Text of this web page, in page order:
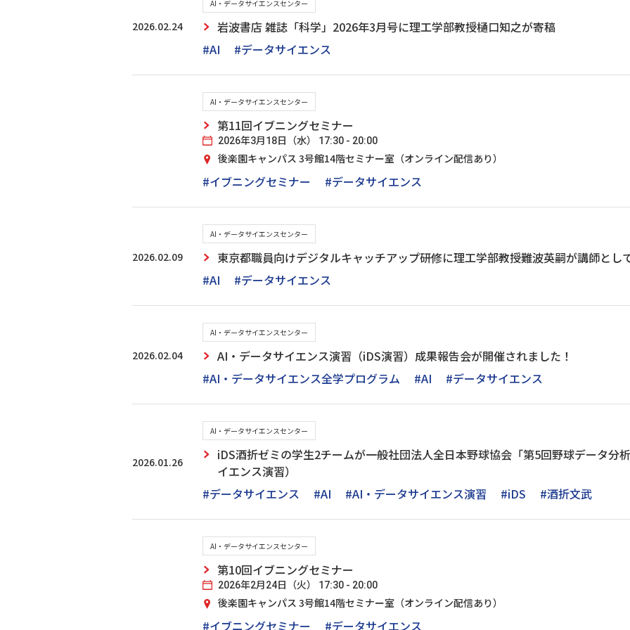
2026.02.24
AI・データサイエンスセンター
岩波書店 雑誌「科学」2026年3月号に理工学部教授樋口知之が寄稿
#AI
#データサイエンス
AI・データサイエンスセンター
第11回イブニングセミナー
2026年3月18日（水） 17:30 - 20:00
後楽園キャンパス 3号館14階セミナー室（オンライン配信あり）
#イブニングセミナー #データサイエンス
2026.02.09
AI・データサイエンスセンター
東京都職員向けデジタルキャッチアップ研修に理工学部教授難波英嗣が講師とし
#AI
#データサイエンス
2026.02.04
AI・データサイエンスセンター
AI・データサイエンス演習（iDS演習）成果報告会が開催されました！
#AI・データサイエンス全学プログラム
#AI #データサイエンス
2026.01.26
AI・データサイエンスセンター
iDS酒折ゼミの学生2チームが一般社団法人全日本野球協会「第5回野球データ分
イエンス演習）
#データサイエンス
#AI #AI・データサイエンス演習 #iDS #酒折文武
AI・データサイエンスセンター
第10回イブニングセミナー
2026年2月24日（火） 17:30 - 20:00
後楽園キャンパス 3号館14階セミナー室（オンライン配信あり）
#イブニングセミナー #データサイエンス